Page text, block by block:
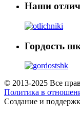
Наши
Гордость
© 2013-2025 Все
Политика в
Создание и